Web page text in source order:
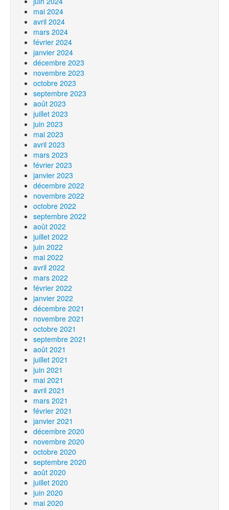
mai 2024
avril 2024
mars 2024
février 2024
janvier 2024
décembre 2023
novembre 2023
octobre 2023
septembre 2023
août 2023
juillet 2023
juin 2023
mai 2023
avril 2023
mars 2023
février 2023
janvier 2023
décembre 2022
novembre 2022
octobre 2022
septembre 2022
août 2022
juillet 2022
juin 2022
mai 2022
avril 2022
mars 2022
février 2022
janvier 2022
décembre 2021
novembre 2021
octobre 2021
septembre 2021
août 2021
juillet 2021
juin 2021
mai 2021
avril 2021
mars 2021
février 2021
janvier 2021
décembre 2020
novembre 2020
octobre 2020
septembre 2020
août 2020
juillet 2020
juin 2020
mai 2020